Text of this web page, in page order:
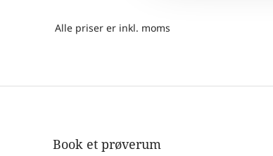
Alle priser er inkl. moms
Book et prøverum